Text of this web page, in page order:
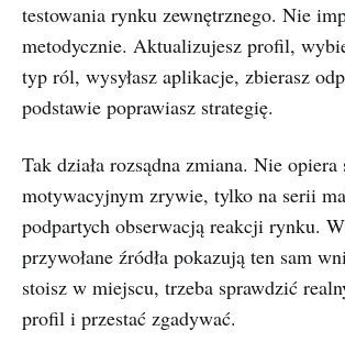
testowania rynku zewnętrznego. Nie
metodycznie. Aktualizujesz profil,
typ ról, wysyłasz aplikacje, zbierasz
podstawie poprawiasz strategię.
Tak działa rozsądna zmiana. Nie opiera
motywacyjnym zrywie, tylko na serii
podpartych obserwacją reakcji rynku.
przywołane źródła pokazują ten sam
stoisz w miejscu, trzeba sprawdzić
profil i przestać zgadywać.